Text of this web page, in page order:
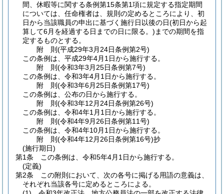
間、休暇等に関する条例第15条第1項に規定する指定期間
については、任命権者は、規則の定めるところにより、初
日から当該職員の申出に基づく施行日以後の日(初日から起
算して6月を経過する日までの日に限る。) までの期間を指
定するものとする。
附 則(平成29年3月24日条例第2号)
この条例は、平成29年4月1日から施行する。
附 則(令和3年3月25日条例第7号)
この条例は、令和3年4月1日から施行する。
附 則(令和3年6月25日条例第17号)
この条例は、公布の日から施行する。
附 則(令和3年12月24日条例第26号)
この条例は、令和4年1月1日から施行する。
附 則(令和4年9月26日条例第11号)
この条例は、令和4年10月1日から施行する。
附 則(令和4年12月26日条例第16号)抄
(施行期日)
第1条
この条例は、令和5年4月1日から施行する。
(定義)
第2条
この附則において、次の各号に掲げる用語の意義は、
それぞれ当該各号に定めるところによる。